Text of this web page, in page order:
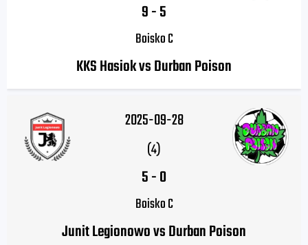
9-5
Boisko C
KKS Hasiok vs Durban Poison
2025-09-28
(4)
5-0
Boisko C
Junit Legionowo vs Durban Poison